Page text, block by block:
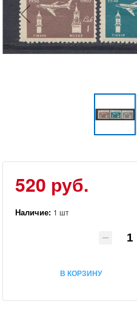
520 руб.
Наличие: 1 шт
В КОРЗИНУ